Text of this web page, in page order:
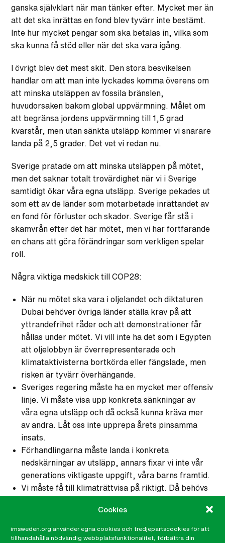
Cookies
imsweden.org använder egna cookies och tredjepartscookies för att
tillhandahålla nödvändig webbplatsfunktionalitet, förbättra din
ganska självklart när man tänker efter. Mycket mer än
att det ska inrättas en fond blev tyvärr inte bestämt.
Inte hur mycket pengar som ska betalas in, vilka som
ska kunna få stöd eller när det ska vara igång.
I övrigt blev det mest skit. Den stora besvikelsen
handlar om att man inte lyckades komma överens om
att minska utsläppen av fossila bränslen,
huvudorsaken bakom global uppvärmning. Målet om
att begränsa jordens uppvärmning till 1,5 grad
kvarstår, men utan sänkta utsläpp kommer vi snarare
landa på 2,5 grader. Det vet vi redan nu.
Sverige pratade om att minska utsläppen på mötet,
men det saknar totalt trovärdighet när vi i Sverige
samtidigt ökar våra egna utsläpp. Sverige pekades ut
som ett av de länder som motarbetade inrättandet av
en fond för förluster och skador. Sverige får stå i
skamvrån efter det här mötet, men vi har fortfarande
en chans att göra förändringar som verkligen spelar
roll.
Några viktiga medskick till COP28:
När nu mötet ska vara i oljelandet och diktaturen
Dubai behöver övriga länder ställa krav på att
yttrandefrihet råder och att demonstrationer får
hållas under mötet. Vi vill inte ha det som i Egypten
att oljelobbynär överrepresenterade och
klimataktivisterna bortkörda eller fängslade, men
risken är tyvärr överhängande.
Sveriges regering måste ha en mycket mer offensiv
linje. Vi måste visa upp konkreta sänkningar av
våra egna utsläpp och då också kunna kräva mer
av andra. Låt oss inte upprepa årets pinsamma
insats.
Förhandlingarna måste landa i konkreta
nedskärningar av utsläpp, annars fixar vi inte vår
generations viktigaste uppgift, våra barns framtid.
Vi måste få till klimaträttvisa på riktigt. Då behövs
fattigaste länderna. De pengarna måste komma
från den rika delen av världen, vi som skaffat vår
rikedom genom stora historiska utsläpp,